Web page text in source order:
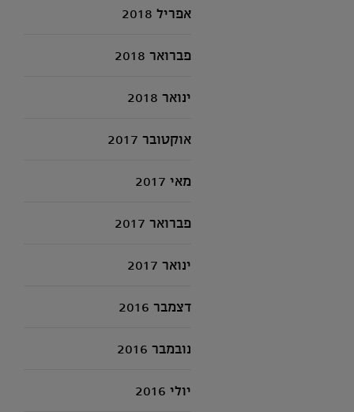
אפריל 2018
פברואר 2018
ינואר 2018
אוקטובר 2017
מאי 2017
פברואר 2017
ינואר 2017
דצמבר 2016
נובמבר 2016
יולי 2016